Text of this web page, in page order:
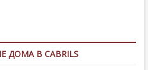
ДОМА В CABRILS